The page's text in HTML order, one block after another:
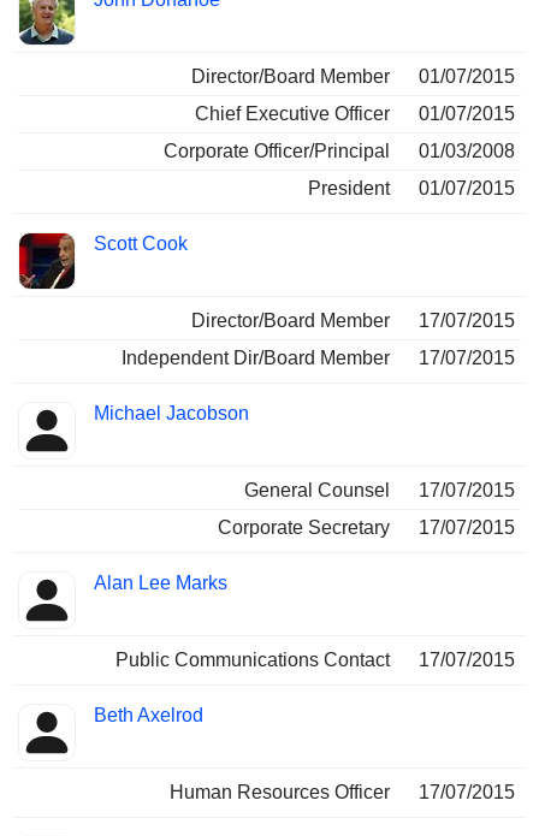
Director/Board Member
01/07/2015
Chief Executive Officer
01/07/2015
Corporate Officer/Principal
01/03/2008
President
01/07/2015
Scott Cook
Director/Board Member
17/07/2015
Independent Dir/Board Member
17/07/2015
Michael Jacobson
General Counsel
17/07/2015
Corporate Secretary
17/07/2015
Alan Lee Marks
Public Communications Contact 17/07/2015
Beth Axelrod
Human Resources Officer 17/07/2015